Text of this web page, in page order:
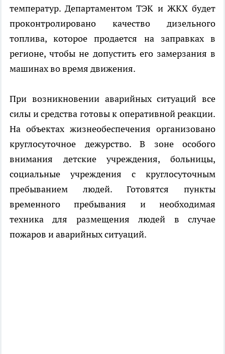
температур. Департаментом ТЭК и ЖКХ будет
проконтролировано качество дизельного
топлива, которое продается на заправках в
регионе, чтобы не допустить его замерзания в
машинах во время движения.
При возникновении аварийных ситуаций все
силы и средства готовы к оперативной реакции.
На объектах жизнеобеспечения организовано
круглосуточное дежурство. В зоне особого
внимания детские учреждения, больницы,
социальные учреждения с круглосуточным
пребыванием людей. Готовятся пункты
временного пребывания и необходимая
техника для размещения людей в случае
пожаров и аварийных ситуаций.